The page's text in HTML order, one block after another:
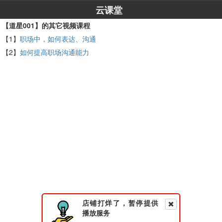
云课堂
【道星001】的其它视频课程
【1】 职场中，如何表达、沟通
【2】 如何提高职场沟通能力
店铺打烊了，暂停提供
播放服务